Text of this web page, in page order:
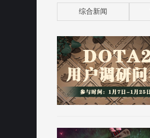
综合新闻